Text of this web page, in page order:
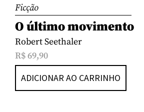
Ficção
O último movimento
Robert Seethaler
R$69,90
ADICIONAR AO CARRINHO